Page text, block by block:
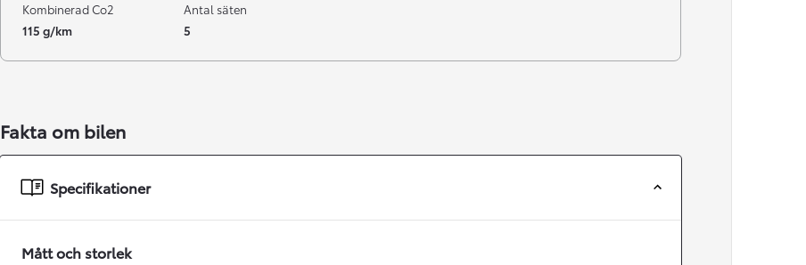
Från 238 900 kr
Easy Billån
Easy Billån
GR Yaris
Kombinerad Co2
115 g/km
Antal säten
5
Fakta om bilen
Specifikationer
Mått och storlek